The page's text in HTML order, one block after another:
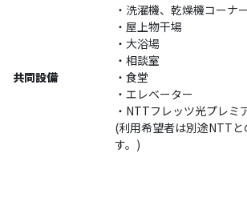
共同設備
・洗濯機、乾燥機コーナ
・屋上物干場
・大浴場
・相談室
・食堂
・エレベーター
・NTTフレッツ光プレミ
(利用希望者は別途NTT
す。)